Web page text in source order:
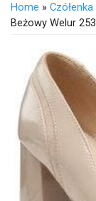
Home » Czółenka
Beżowy Welur 253